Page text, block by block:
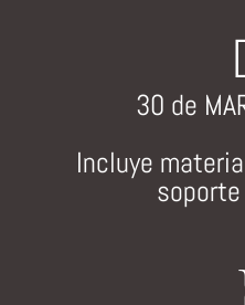
30 de
Incluye